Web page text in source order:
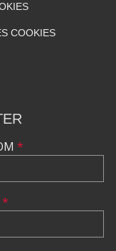
COOKIES
*
*